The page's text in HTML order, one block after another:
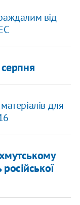
від
для